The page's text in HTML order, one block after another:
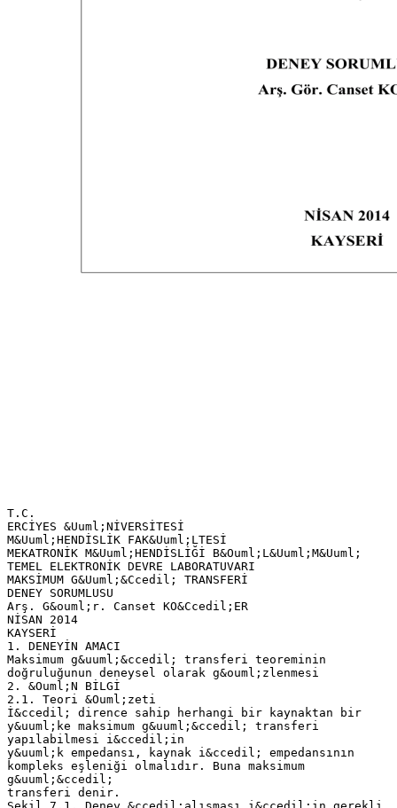
T.C.
ERCİYES &Uuml;NİVERSİTESİ
M&Uuml;HENDİSLİK FAK&Uuml;LTESİ
MEKATRONİK M&Uuml;HENDİSLİĞİ B&Ouml;L&Uuml;M&Uuml;
TEMEL ELEKTRONİK DEVRE LABORATUVARI
MAKSİMUM G&Uuml;&Ccedil; TRANSFERİ
DENEY SORUMLUSU
Arş. G&ouml;r. Canset KO&Ccedil;ER
NİSAN 2014
KAYSERİ
1. DENEYİN AMACI
Maksimum g&uuml;&ccedil; transferi teoreminin
doğruluğunun deneysel olarak g&ouml;zlenmesi
2. &Ouml;N BİLGİ
2.1. Teori &Ouml;zeti
İ&ccedil; dirence sahip herhangi bir kaynaktan bir
y&uuml;ke maksimum g&uuml;&ccedil; transferi
yapılabilmesi i&ccedil;in
y&uuml;k empedansı, kaynak i&ccedil; empedansının
kompleks eşleniği olmalıdır. Buna maksimum
g&uuml;&ccedil;
transferi denir.